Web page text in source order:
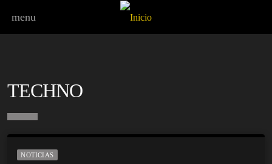
menu
TECHNO
NOTICIAS